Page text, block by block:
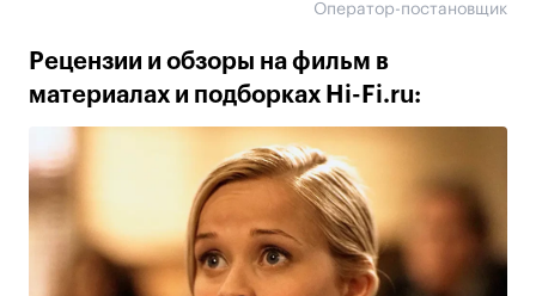
Оператор-постановщик
Рецензии и обзоры на фильм в
материалах и подборках Hi-Fi.ru: